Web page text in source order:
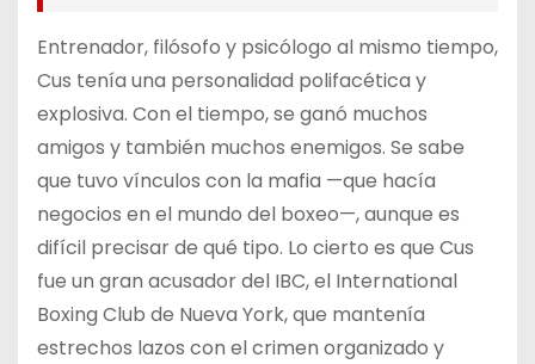
Entrenador, filósofo y psicólogo al mismo tiempo,
Cus tenía una personalidad polifacética y
explosiva. Con el tiempo, se ganó muchos
amigos y también muchos enemigos. Se sabe
que tuvo vínculos con la mafia —que hacía
negocios en el mundo del boxeo—, aunque es
difícil precisar de qué tipo. Lo cierto es que Cus
fue un gran acusador del IBC, el International
Boxing Club de Nueva York, que mantenía
estrechos lazos con el crimen organizado y